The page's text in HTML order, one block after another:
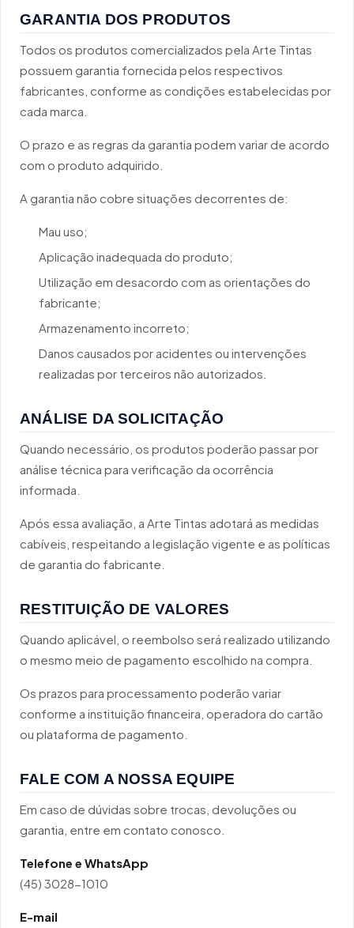
GARANTIA DOS PRODUTOS
Todos os produtos comercializados pela Arte Tintas
possuem garantia fornecida pelos respectivos
fabricantes, conforme as condições estabelecidas por
cada marca.
O prazo e as regras da garantia podem variar de acordo
com o produto adquirido.
A garantia não cobre situações decorrentes de:
Mau uso;
Aplicação inadequada do produto;
Utilização em desacordo com as orientações do
fabricante;
Armazenamento incorreto;
Danos causados por acidentes ou intervenções
realizadas por terceiros não autorizados.
ANÁLISE DA SOLICITAÇÃO
Quando necessário, os produtos poderão passar por
análise técnica para verificação da ocorrência
informada.
Após essa avaliação, a Arte Tintas adotará as medidas
cabíveis, respeitando a legislação vigente e as políticas
de garantia do fabricante.
RESTITUIÇÃO DE VALORES
Quando aplicável, o reembolso será realizado utilizando
o mesmo meio de pagamento escolhido na compra.
Os prazos para processamento poderão variar
conforme a instituição financeira, operadora do cartão
ou plataforma de pagamento.
FALE COM A NOSSA EQUIPE
Em caso de dúvidas sobre trocas, devoluções ou
garantia, entre em contato conosco.
Telefone e WhatsApp
(45) 3028-1010
E-mail